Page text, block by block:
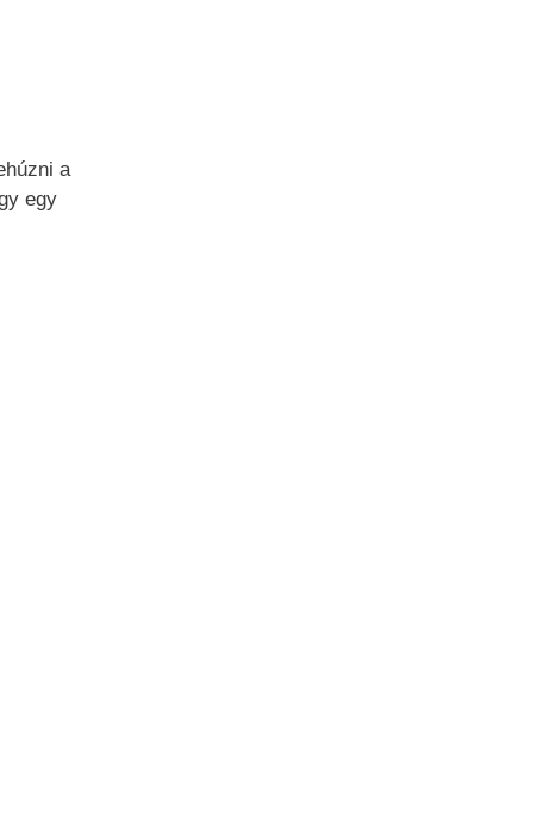
a
egy